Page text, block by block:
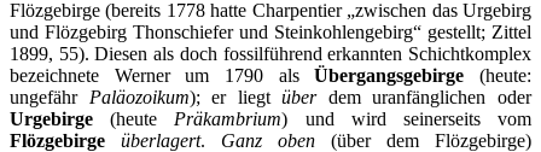
Flözgebirge (bereits 1778 hatte Charpentier „zwischen das Urgebirg
und Flözgebirg Thonschiefer und Steinkohlengebirg“ gestellt; Zittel
1899, 55). Diesen als doch fossilführend erkannten Schichtkomplex
bezeichnete Werner um 1790 alsÜbergangsgebirge (heute:
ungefähr Paläozoikum); er liegtüberdem uranfänglichen oder
Urgebirge (heute Präkambrium) und wird seinerseits vom
Flözgebirge
überlagert. Ganz oben (über dem Flözgebirge)